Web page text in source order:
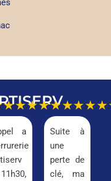
★★★★★
a
Suite à
une
perte de
clé, ma